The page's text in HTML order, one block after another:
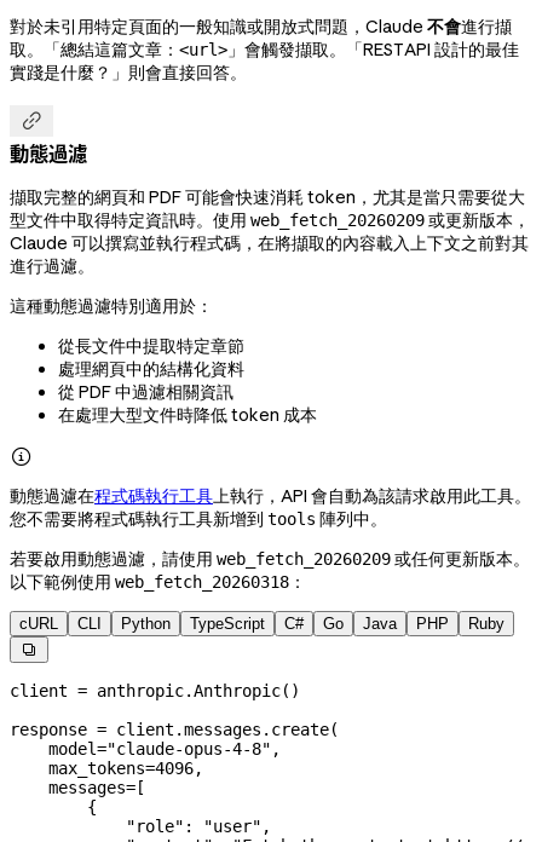
對於未引用特定頁面的一般知識或開放式問題，Claude 不會進行擷
取。「總結這篇文章： <url> 」會觸發擷取。「REST API 設計的最佳
實踐是什麼？」則會直接回答。

動態過濾
擷取完整的網頁和 PDF 可能會快速消耗 token，尤其是當只需要從大
型文件中取得特定資訊時。使用 web_fetch_20260209或更新版本，
Claude 可以撰寫並執行程式碼，在將擷取的內容載入上下文之前對其
進行過濾。
這種動態過濾特別適用於：
從長文件中提取特定章節
處理網頁中的結構化資料
從 PDF 中過濾相關資訊
在處理大型文件時降低 token 成本

動態過濾在程式碼執行工具上執行，API 會自動為該請求啟用此工具。
您不需要將程式碼執行工具新增到 tools 陣列中。
若要啟用動態過濾，請使用 web_fetch_20260209或任何更新版本。
以下範例使用 web_fetch_20260318 ：
cURL CLI Python TypeScript C# Go Java PHP Ruby

client = anthropic.Anthropic()
response = client.messages.create(
    model
="claude-opus-4-8" ,
    max_tokens
=4096,
    messages
= [
        {
            "role"
: "user" ,